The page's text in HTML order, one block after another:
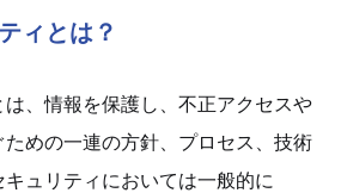
ィとは？
、情報を保護し、不正アクセスや
めの一連の方針、プロセス、技術
ュリティにおいては一般的に